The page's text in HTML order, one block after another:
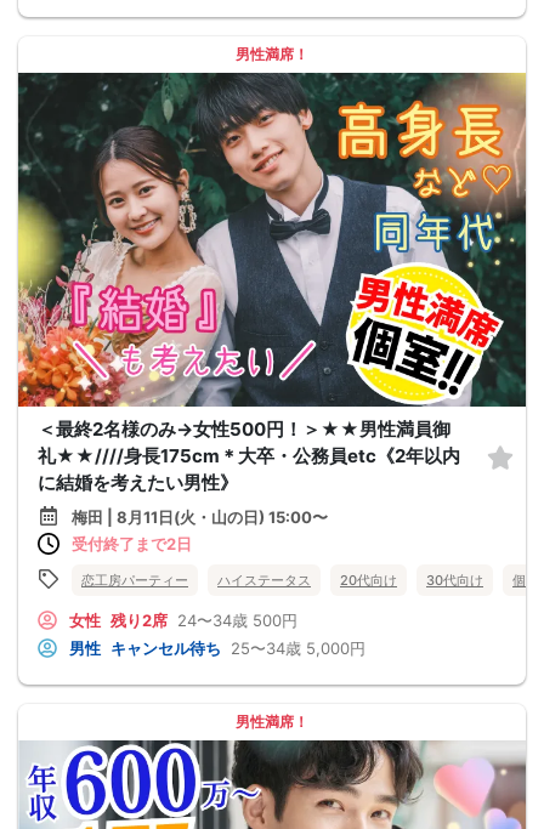
男性満席！
＜最終2名様のみ→女性500円！＞★★男性満員御
礼★★////身長175cm＊大卒・公務員etc《2年以内
に結婚を考えたい男性》
梅田 | 8月11日(火・山の日) 15:00〜
受付終了まで2日
恋工房パーティー ハイステータス 20代向け 30代向け 個室
女性 残り2席 24〜34歳 500円
男性 キャンセル待ち 25〜34歳 5,000円
男性満席！